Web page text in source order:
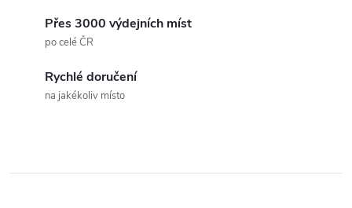
Přes 3000 výdejních míst
po celé ČR
Rychlé doručení
na jakékoliv místo